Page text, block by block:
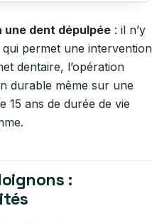
une dent dépulpée : il n’y
permet une intervention
dentaire, l’opération
durable même sur une
15 ans de durée de vie
: